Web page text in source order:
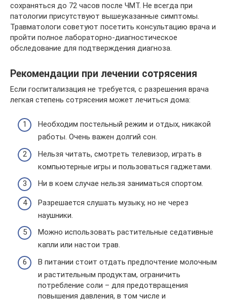
сохраняться до 72 часов после ЧМТ. Не всегда при
патологии присутствуют вышеуказанные симптомы.
Травматологи советуют посетить консультацию врача и
пройти полное лабораторно-диагностическое
обследование для подтверждения диагноза.
Рекомендации при лечении сотрясения
Если госпитализация не требуется, с разрешения врача
легкая степень сотрясения может лечиться дома:
Необходим постельный режим и отдых, никакой
работы. Очень важен долгий сон.
Нельзя читать, смотреть телевизор, играть в
компьютерные игры и пользоваться гаджетами.
Ни в коем случае нельзя заниматься спортом.
Разрешается слушать музыку, но не через
наушники.
Можно использовать растительные седативные
капли или настои трав.
В питании стоит отдать предпочтение молочным
и растительным продуктам, ограничить
потребление соли – для предотвращения
повышения давления, в том числе и